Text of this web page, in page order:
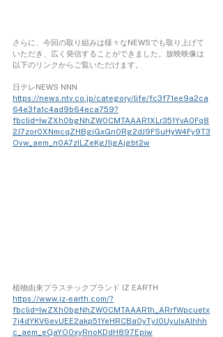
さらに、今回の取り組みは様々なNEWSでも取り上げて
いただき、広く発信することができました。放映映像は
以下のリンクからご覧いただけます。
日テレNEWS NNN
https://news.ntv.co.jp/category/life/fc3f71ee9a2ca
64e3fa1c4ad9b64eca759?
fbclid=IwZXh0bgNhZW0CMTAAAR1XLr351YvA0Fq8
2J7zor0XNmcqZHBgiGxGn0Rg2dJ9FSuHyW4Fy9T3
Ovw_aem_n0A7zILZeKgJ1igAjgbt2w
植物由来プラスチックブランド IZ EARTH
https://www.iz-earth.com/?
fbclid=IwZXh0bgNhZW0CMTAAAR1h_ARrfWpcuetx
7j4dYKV6evUEE2akp51YeHRCBa0yTyJ0UyuIxAlhhh
c_aem_eQaYO0xyRnoKDdH897Epiw